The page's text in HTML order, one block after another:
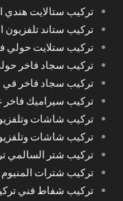
تركيب ستالايت هندي
تركيب ستاند تلفزيون
تركيب ستلايت حولي
تركيب سجاد فاخر
تركيب سجاد فاخر في
تركيب سيراميك فاخر
تركيب شاشات
تركيب شاشات
تركيب شتر السالمي
تركيب شترات المنيوم
تركيب شفاط فني